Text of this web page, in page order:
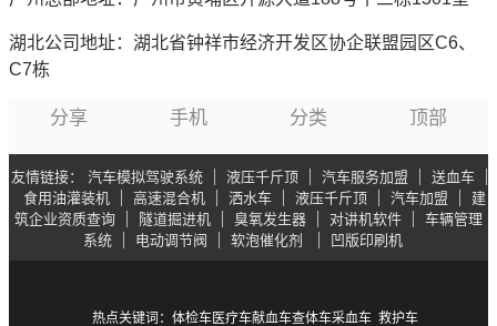
湖北公司地址：湖北省钟祥市经济开发区协企联盟园区C6、
C7栋
分享 手机 分类 顶部
友情链接 汽车模拟驾驶系统 液压千斤顶 汽车服务加盟
送血车
食用油灌装机
高速混合机 洒水车 液压千斤顶 汽车加盟
建
筑企业资质查询
隧道掘进机 臭氧发生器 对讲机软件
车辆管理
系统
电动调节阀 软泡催化剂 凹版印刷机
热点关键词： 体检车医疗车献血车查体车采血车 救护车